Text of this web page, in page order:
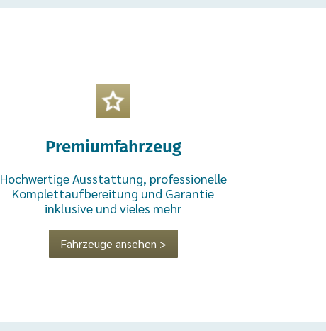
Premiumfahrzeug
Hochwertige Ausstattung, professionelle
Komplettaufbereitung und Garantie
inklusive und vieles mehr
Fahrzeuge ansehen >